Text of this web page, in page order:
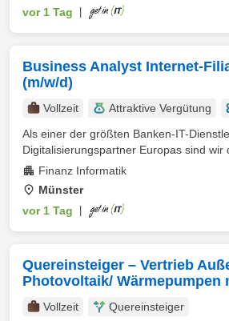
vor 1 Tag
Business Analyst Internet-
(m/w/d)
Vollzeit Attraktive Vergütung
Als einer der größten Banken-IT-
Digitalisierungspartner Europas sind wir
Finanz Informatik
Münster
vor 1 Tag
Quereinsteiger – Vertrieb
Photovoltaik/ Wärmepumpen
Vollzeit
Quereinsteiger